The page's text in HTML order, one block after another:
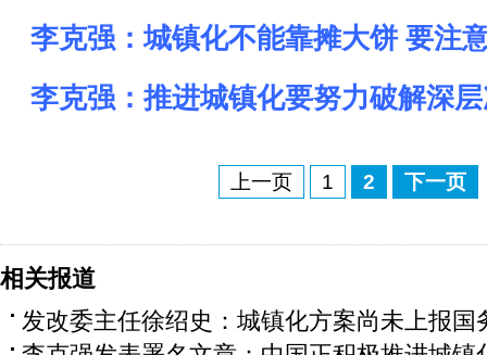
李克强：城镇化不能靠摊大饼 要注
李克强：推进城镇化要努力破解深
上一页 1 2 下一页
相关报道
发改委主任徐绍史：城镇化方案尚未上报国